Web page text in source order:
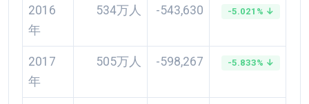
2016
年
534万人 -543,630 -5.021% ↓
2017
年
505万人 -598,267 -5.833% ↓